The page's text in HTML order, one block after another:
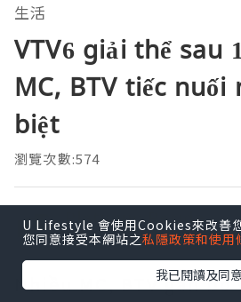
生活
VTV6 giải thể sau
MC, BTV tiếc
biệt
瀏覽次數:574
Platinum Reside
發佈於 2023.01.05
Nhiều MC, BTV gắn
U Lifestyle 會使用Cookies來改善
您同意接受本網站之私隱政策和使用
我已閱讀及同意